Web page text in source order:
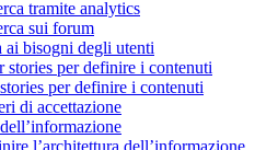
tramite analytics
sui forum
ai bisogni degli utenti
stories per definire i contenuti
per definire i contenuti
di accettazione
l’architettura dell’informazione